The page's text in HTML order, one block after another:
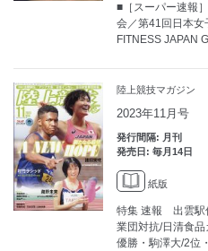
■［スーパー速報
会／第41回日本女
FITNESS JAPAN
陸上競技マガジン
2023年11月号
発行間隔: 月刊
発売日: 毎月14日
紙版
特集 速報 出雲駅
業団対抗/日清食
優勝・駒澤大/2位